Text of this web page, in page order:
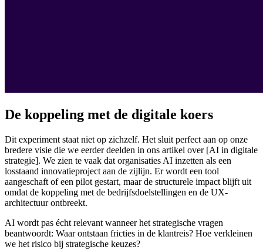
De koppeling met de digitale koers
Dit experiment staat niet op zichzelf. Het sluit perfect aan op onze
bredere visie die we eerder deelden in ons artikel over [AI in digitale
strategie]. We zien te vaak dat organisaties AI inzetten als een
losstaand innovatieproject aan de zijlijn. Er wordt een tool
aangeschaft of een pilot gestart, maar de structurele impact blijft uit
omdat de koppeling met de bedrijfsdoelstellingen en de UX-
architectuur ontbreekt.
AI wordt pas écht relevant wanneer het strategische vragen
beantwoordt: Waar ontstaan fricties in de klantreis? Hoe verkleinen
we het risico bij strategische keuzes?